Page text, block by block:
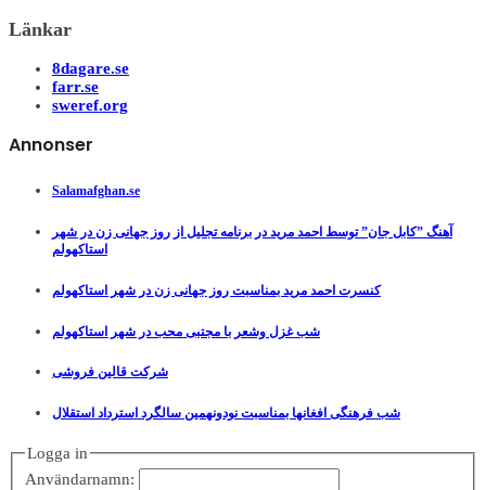
Länkar
8dagare.se
farr.se
sweref.org
Annonser
Salamafghan.se
آهنگ ”کابل جان” توسط احمد مرید در برنامه تجلیل از روز جهانی زن در شهر
استاکهولم
کنسرت احمد مرید بمناسبت روز جهانی زن در شهر استاکهولم
شب غزل وشعر با مجتبی محب در شهر استاکهولم
شرکت قالین فروشی
شب فرهنگی افغانها بمناسبت نودونهمین سالگرد استرداد استقلال
Logga in
Användarnamn: